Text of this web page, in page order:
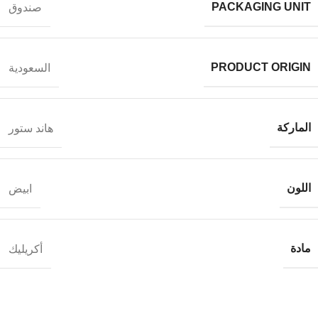
PACKAGING UNIT صندوق
PRODUCT ORIGIN السعودية
الماركة هاند ستور
اللون ابيض
مادة أكريليك